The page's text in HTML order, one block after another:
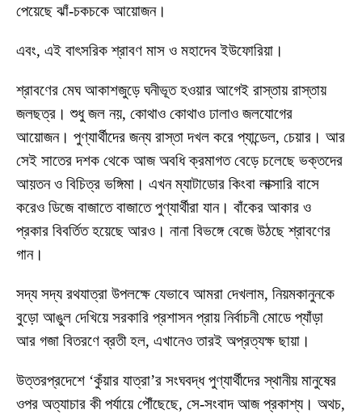
পেয়েছে ঝাঁ-চকচকে আয়োজন।
এবং, এই বাৎসরিক শ্রাবণ মাস ও মহাদেব ইউফোরিয়া।
শ্রাবণের মেঘ আকাশজুড়ে ঘনীভূত হওয়ার আগেই রাস্তায় রাস্তায়
জলছত্র। শুধু জল নয়, কোথাও কোথাও ঢালাও জলযোগের
আয়োজন। পুণ্যার্থীদের জন্য রাস্তা দখল করে প্যান্ডেল, চেয়ার। আর
সেই সাতের দশক থেকে আজ অবধি ক্রমাগত বেড়ে চলেছে ভক্তদের
আয়তন ও বিচিত্র ভঙ্গিমা। এখন ম্যাটাডোর কিংবা লাক্সারি বাসে
করেও ডিজে বাজাতে বাজাতে পুণ্যার্থীরা যান। বাঁকের আকার ও
প্রকার বিবর্তিত হয়েছে আরও। নানা বিভঙ্গে বেজে উঠছে শ্রাবণের
গান।
সদ্য সদ্য রথযাত্রা উপলক্ষে যেভাবে আমরা দেখলাম, নিয়মকানুনকে
বুড়ো আঙুল দেখিয়ে সরকারি প্রশাসন প্রায় নির্বাচনী মোডে প্যাঁড়া
আর গজা বিতরণে ব্রতী হল, এখানেও তারই অপ্রত্যক্ষ ছায়া।
উত্তরপ্রদেশে ‘কুঁয়ার যাত্রা’র সংঘবদ্ধ পুণ্যার্থীদের স্থানীয় মানুষের
ওপর অত্যাচার কী পর্যায়ে পৌঁছেছে, সে-সংবাদ আজ প্রকাশ্য। অথচ,